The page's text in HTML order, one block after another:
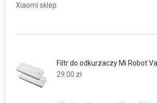
Xiaomi sklep
Filtr do odkurzaczy Mi Robot
29.00 zł